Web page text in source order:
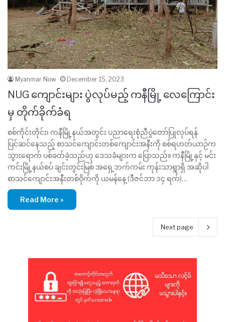
Myanmar Now December 15, 2023
NUG ကျောင်းများ ပွဲလုပ်မည့် ကနီမြို့ လေကြောင်း
မှ တိုက်ခိုက်ခံရ
စစ်ကိုင်းတိုင်း၊ ကနီမြို့နယ်အတွင်း ပညာရေးစုံညီပွဲတော်ပြုလုပ်ရန်
ပြင်ဆင်နေသည့် စာသင်ကျောင်းတစ်ကျောင်းအနီးကို စစ်ရဟတ်ယာဉ်က
သွားရောက် ပစ်ခတ်ခဲ့သည်ဟု ဒေသခံများက ပြောသည်။ ကနီမြို့နှင့် မင်း
ကင်းမြို့နယ်စပ် ချင်းတွင်းမြစ် အရှေ့ဘက်ကမ်း ကုန်းသာရွာရှိ အဆိုပါ
စာသင်ကျောင်းအနီးတစ်ဝိုက်ကို ယမန်နေ့ (ဒီဇင်ဘာ ၁၄ ရက်)…
Read More »
Next page